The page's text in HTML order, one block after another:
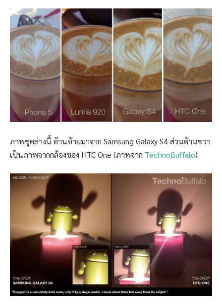
ภาพชุดล่างนี้ ด้านซ้ายมาจาก Samsung Galaxy S4 ส่วนด้านขวา
เป็นภาพจากกล้องของ HTC One (ภาพจาก TechnoBuffalo)